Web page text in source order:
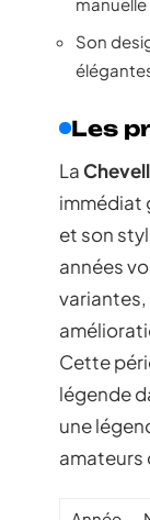
Son
Les
La
immédiat
et son
années
Cette
légende
une
amateurs